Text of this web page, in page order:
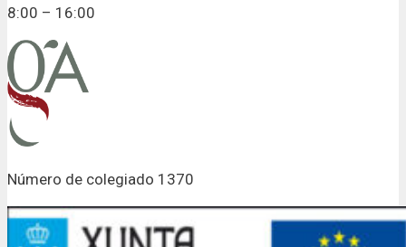
8:00 – 16:00
Número de colegiado 1370